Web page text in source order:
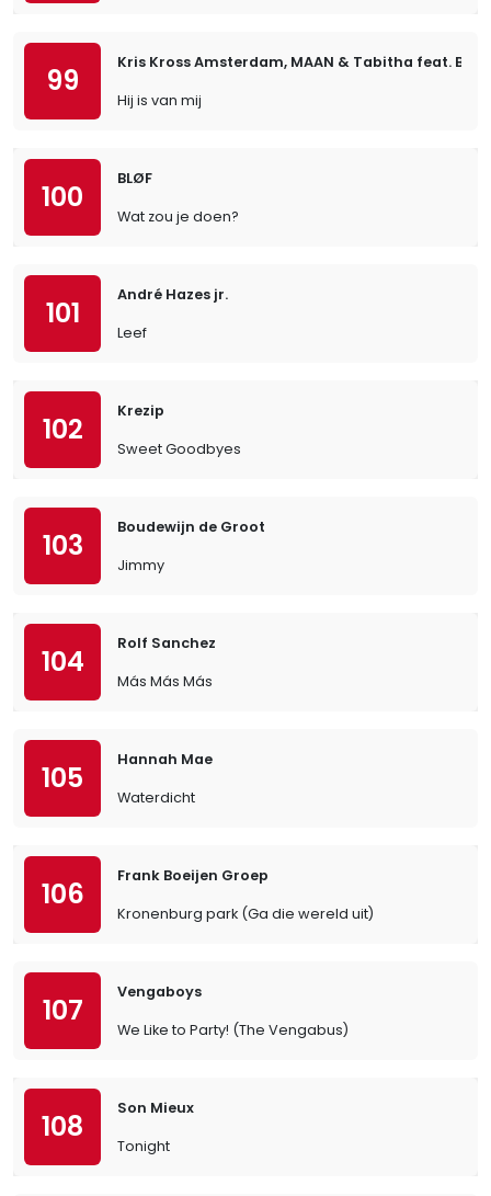
99
Kris Kross Amsterdam, MAAN & Tabitha feat.
Hij is van mij
100
BLØF
Wat zou je doen?
101
André Hazes jr.
Leef
102
Krezip
Sweet Goodbyes
103
Boudewijn de Groot
Jimmy
104
Rolf Sanchez
Más Más Más
105
Hannah Mae
Waterdicht
106
Frank Boeijen Groep
Kronenburg park (Ga die wereld uit)
107
Vengaboys
We Like to Party! (The Vengabus)
108
Son Mieux
Tonight